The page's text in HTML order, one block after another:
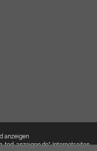
anzeigen
tod-anzeigen.de"-Internetseiten